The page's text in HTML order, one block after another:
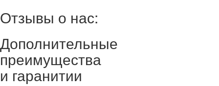
Отзывы о нас:
Дополнительные
преимущества
и гаранитии